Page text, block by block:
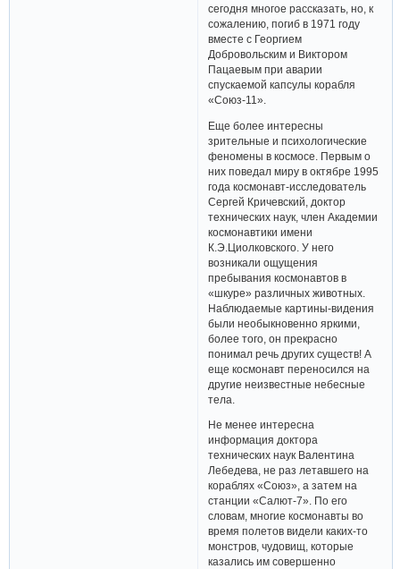
сегодня многое рассказать, но, к
сожалению, погиб в 1971 году
вместе с Георгием
Добровольским и Виктором
Пацаевым при аварии
спускаемой капсулы корабля
«Союз-11».
Еще более интересны
зрительные и психологические
феномены в космосе. Первым о
них поведал миру в октябре 1995
года космонавт-исследователь
Сергей Кричевский, доктор
технических наук, член Академии
космонавтики имени
К.Э.Циолковского. У него
возникали ощущения
пребывания космонавтов в
«шкуре» различных животных.
Наблюдаемые картины-видения
были необыкновенно яркими,
более того, он прекрасно
понимал речь других существ! А
еще космонавт переносился на
другие неизвестные небесные
тела.
Не менее интересна
информация доктора
технических наук Валентина
Лебедева, не раз летавшего на
кораблях «Союз», а затем на
станции «Салют-7». По его
словам, многие космонавты во
время полетов видели каких-то
монстров, чудовищ, которые
казались им совершенно